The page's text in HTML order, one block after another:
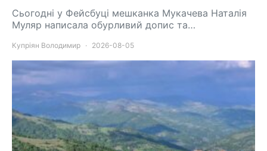
Сьогодні у Фейсбуці мешканка Мукачева Наталія
Муляр написала обурливий допис та…
Купріян Володимир 2026-08-05